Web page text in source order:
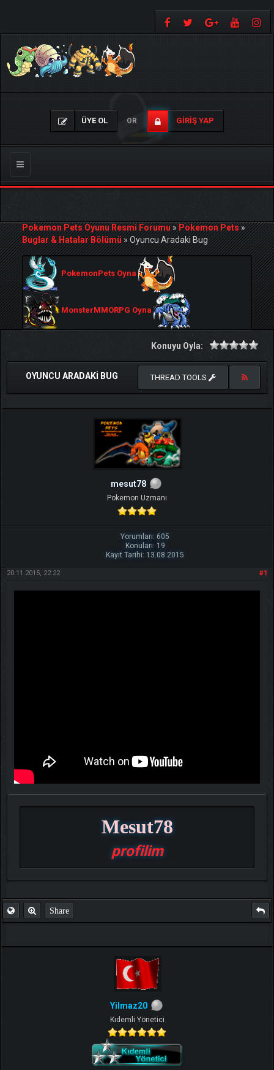
ÜYE OL OR GIRIŞ YAP
Gezinmeyi
Değiştir
Pokemon Pets Oyunu Resmi Forumu»Pokemon Pets»
Buglar & Hatalar Bölümü»Oyuncu Aradaki Bug
PokemonPets Oyna
MonsterMMORPG Oyna
Konuyu Oyla:
OYUNCU ARADAKI BUG THREAD TOOLS
mesut78
Pokemon Uzmanı
Yorumları: 605
Konuları: 19
Kayıt Tarihi: 13.08.2015
#1
20.11.2015, 22:22
Mesut78
profilim
Share
Yilmaz20
Kıdemli Yönetici